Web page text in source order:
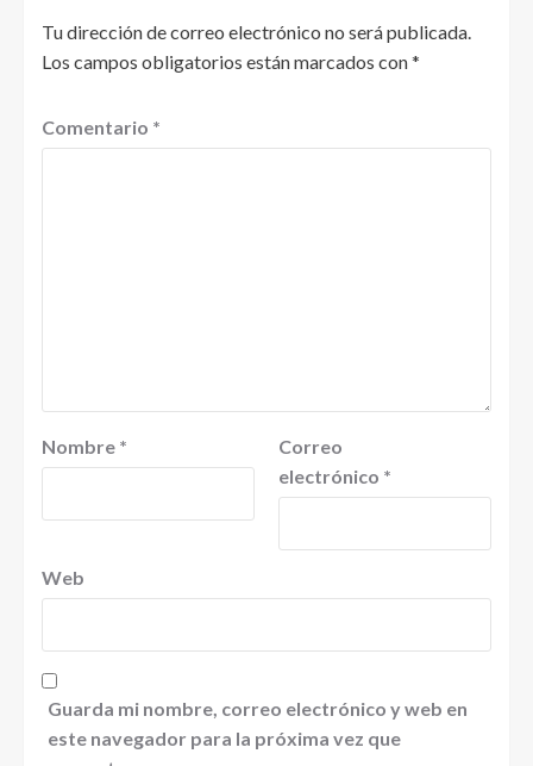
Tu dirección de correo electrónico no será publicada.
Los campos obligatorios están marcados con*
Comentario *
Nombre *
Correo
electrónico *
Web
Guarda mi nombre, correo electrónico y web en
este navegador para la próxima vez que